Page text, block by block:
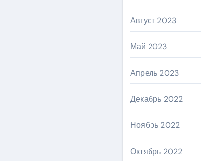
Август 2023
Май 2023
Апрель 2023
Декабрь 2022
Ноябрь 2022
Октябрь 2022